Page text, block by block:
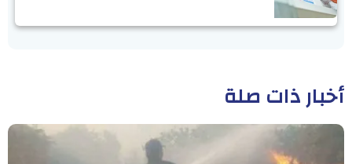
أخبار ذات صلة